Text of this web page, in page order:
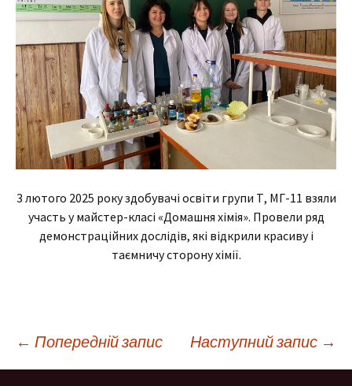
3 лютого 2025 року здобувачі освіти групи Т, МГ-11 взяли
участь у майстер-класі «Домашня хімія». Провели ряд
демонстраційних дослідів, які відкрили красиву і
таємничу сторону хімії.
Навігація
← Попередній запис Наступний запис →